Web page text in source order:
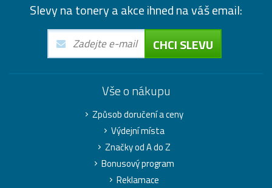
Slevy na tonery a akce ihned na váš email:
CHCI SLEVU
Vše o nákupu
Způsob doručení a ceny
Výdejní místa
Značky od A do Z
Bonusový program
Reklamace